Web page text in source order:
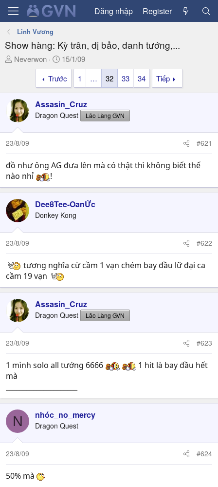
Đăng nhập Register
Linh Vương
Show hàng: Kỳ trân, dị bảo, danh tướng,...
T
a
d
s
t
a
t
e
r
Neverwon
N
g
à
y
ử
i
15/1/09
Trước
1 … 32 33 34 Tiếp
Assasin_Cruz
Dragon Quest Lão Làng GVN
23/8/09 #621
đồ như ông AG đưa lên mà có thật thì không biết thế
nào nhỉ
!
Dee8Tee-OanỨc
Donkey Kong
23/8/09 #622
tương nghĩa cừ cầm 1 vạn chém bay đầu lữ đại ca
cầm 19 vạn
Assasin_Cruz
Dragon Quest Lão Làng GVN
23/8/09 #623
1 mình solo all tướng 6666
1 hit là bay đầu hết
mà
N nhóc_no_mercy
Dragon Quest
23/8/09 #624
50% mà